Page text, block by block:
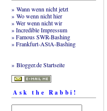
» Wann wenn nicht jetzt
» Wo wenn nicht hier
» Wer wenn nicht wir
» Incredible Impressum
» Famous SWR-Bashing
» Frankfurt-AStA-Bashing
» Blogger.de Startseite
Ask the Rabbi!